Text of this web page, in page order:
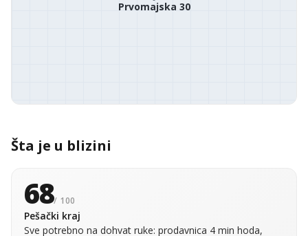
Prvomajska 30
Šta je u blizini
68/ 100
Pešački kraj
Sve potrebno na dohvat ruke: prodavnica 4 min hoda,